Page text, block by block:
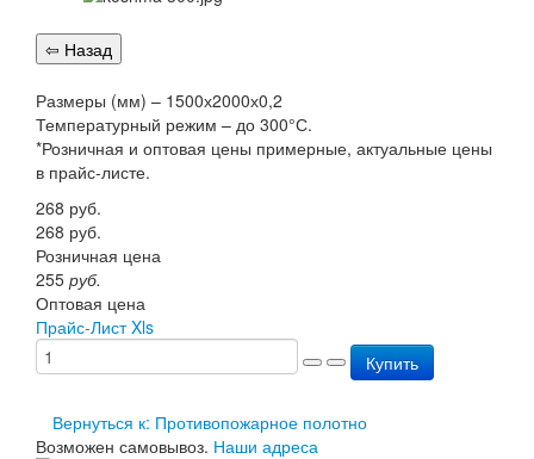
Вопрос-Ответ
Пожарное оборудование
Перезарядка
Перезарядка ОП
Доставка
Оплата
Гарантии
О нас
Статьи
Вопрос-Ответ
Контакты
Размеры (мм) – 1500х2000х0,2
Температурный режим – до 300°С.
*Розничная и оптовая цены примерные, актуальные цены
в прайс-листе.
268 руб.
268 руб.
Розничная цена
255 руб.
Оптовая цена
Прайс-Лист Xls
Купить
Вернуться к: Противопожарное полотно
Возможен самовывоз. Наши адреса